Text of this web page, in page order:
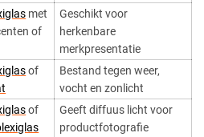
met
of
Geschikt voor
herkenbare
merkpresentatie
of
Bestand tegen weer,
vocht en zonlicht
of
Geeft diffuus licht voor
productfotografie